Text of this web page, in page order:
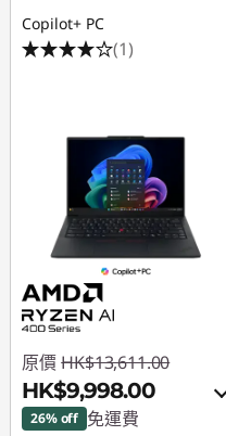
Copilot+ PC
(1)
原價 HK$13,611.00
HK$9,998.00
26% off 免運費